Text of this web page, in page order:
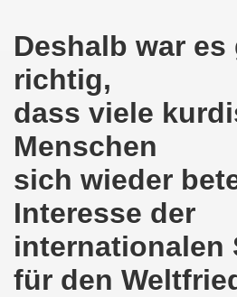
Deshalb war es
richtig,
dass viele
Menschen
sich wieder
Interesse der
internationalen
für den
am 14.03.2022: Wir
Montagsdemo-Bewegung am
am 28.02.2022 -
ruft auf am
Bewegung am 14. Februar
der 740. Gelsenkirchener